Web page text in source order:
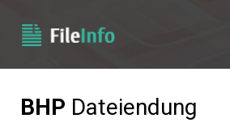
BHP Dateiendung